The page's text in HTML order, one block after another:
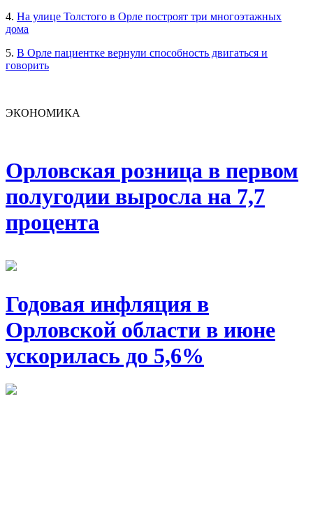
4. На улице Толстого в Орле построят три многоэтажных
дома
5. В Орле пациентке вернули способность двигаться и
говорить
ЭКОНОМИКА
Орловская розница в первом
полугодии выросла на 7,7
процента
Годовая инфляция в
Орловской области в июне
ускорилась до 5,6%